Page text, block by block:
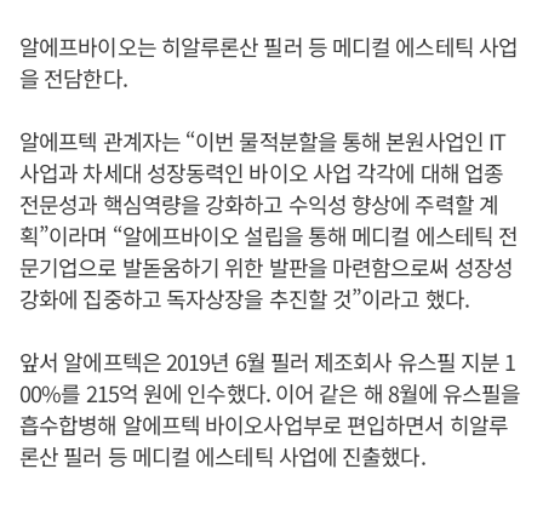
알에프바이오는 히알루론산 필러 등 메디컬 에스테틱 사업
을 전담한다.
알에프텍 관계자는 “이번 물적분할을 통해 본원사업인 IT
사업과 차세대 성장동력인 바이오 사업 각각에 대해 업종
전문성과 핵심역량을 강화하고 수익성 향상에 주력할 계
획”이라며 “알에프바이오 설립을 통해 메디컬 에스테틱 전
문기업으로 발돋움하기 위한 발판을 마련함으로써 성장성
강화에 집중하고 독자상장을 추진할 것”이라고 했다.
앞서 알에프텍은 2019년 6월 필러 제조회사 유스필 지분 1
00%를 215억 원에 인수했다. 이어 같은 해 8월에 유스필을
흡수합병해 알에프텍 바이오사업부로 편입하면서 히알루
론산 필러 등 메디컬 에스테틱 사업에 진출했다.